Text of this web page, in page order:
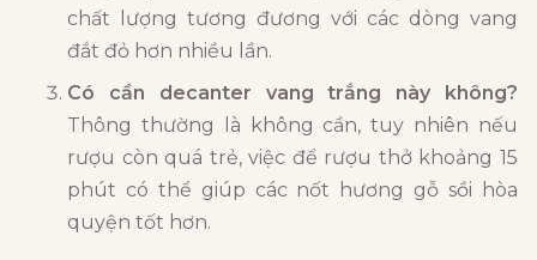
chất lượng tương đương với các dòng vang
đắt đỏ hơn nhiều lần.
Có cần decanter vang trắng này không?
Thông thường là không cần, tuy nhiên nếu
rượu còn quá trẻ, việc để rượu thở khoảng 15
phút có thể giúp các nốt hương gỗ sồi hòa
quyện tốt hơn.